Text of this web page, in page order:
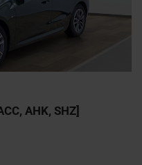
AHK, SHZ]